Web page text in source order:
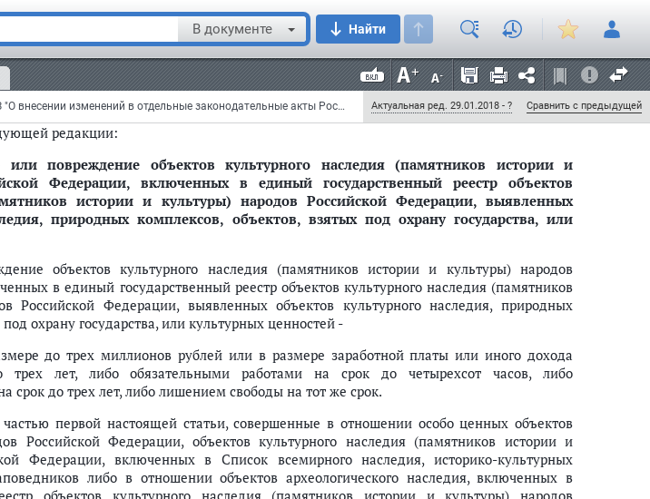
В документе Найти
Федеральный закон от 23 июля 2013 г. N 245-ФЗ "О внесении изменений в отдельные законодательные акты Российской Федерации в части пресечения незаконной деятельности в области археологии" (с изменениями и дополнениями) Актуальная ред. 29.01.2018 - ? Сравнить с предыдущей
содержания:
ценностей в настоящей статье признается их стоимость, превышающая сто тысяч
редакции:
повреждение объектов культурного наследия (памятников истории и
Федерации, включенных в единый государственный реестр объектов
истории и культуры) народов Российской Федерации, выявленных
природных комплексов, объектов, взятых под охрану государства, или
объектов культурного наследия (памятников истории и культуры) народов
в единый государственный реестр объектов культурного наследия (памятников
Российской Федерации, выявленных объектов культурного наследия, природных
охрану государства, или культурных ценностей -
до трех миллионов рублей или в размере заработной платы или иного дохода
трех лет, либо обязательными работами на срок до четырехсот часов, либо
срок до трех лет, либо лишением свободы на тот же срок.
первой настоящей статьи, совершенные в отношении особо ценных объектов
Российской Федерации, объектов культурного наследия (памятников истории и
Федерации, включенных в Список всемирного наследия, историко-культурных
либо в отношении объектов археологического наследия, включенных в
объектов культурного наследия (памятников истории и культуры) народов